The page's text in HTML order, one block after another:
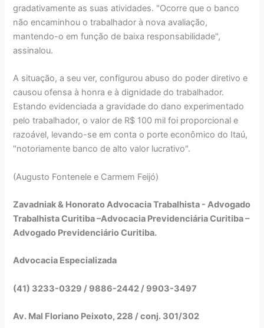
gradativamente as suas atividades. "Ocorre que o banco
não encaminhou o trabalhador à nova avaliação,
mantendo-o em função de baixa responsabilidade",
assinalou.
A situação, a seu ver, configurou abuso do poder diretivo e
causou ofensa à honra e à dignidade do trabalhador.
Estando evidenciada a gravidade do dano experimentado
pelo trabalhador, o valor de R$ 100 mil foi proporcional e
razoável, levando-se em conta o porte econômico do Itaú,
"notoriamente banco de alto valor lucrativo".
(Augusto Fontenele e Carmem Feijó)
Zavadniak & Honorato Advocacia Trabalhista - Advogado
Trabalhista Curitiba –Advocacia Previdenciária Curitiba –
Advogado Previdenciário Curitiba.
Advocacia Especializada
(41) 3233-0329 / 9886-2442 / 9903-3497
Av. Mal Floriano Peixoto, 228 / conj. 301/302